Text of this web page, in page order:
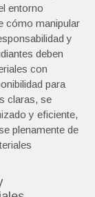
entorno
cómo manipular
y
deben
con
para
claras, se
y eficiente,
plenamente de